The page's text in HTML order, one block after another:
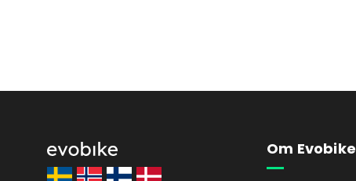
Om Evobike